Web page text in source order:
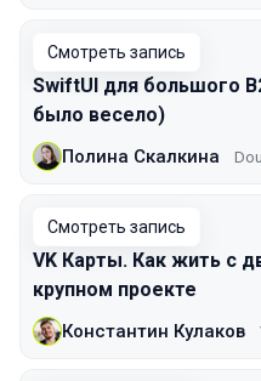
Смотреть запись
SwiftUI для большого
было весело)
Полина Скалкина
Смотреть запись
VK Карты. Как жить с
крупном проекте
Константин Кулаков